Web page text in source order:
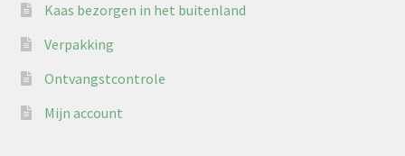
Kaas bezorgen in het buitenland
Verpakking
Ontvangstcontrole
Mijn account